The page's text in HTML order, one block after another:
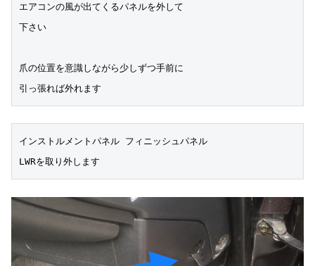
エアコンの風が出てくるパネルを外して
下さい
爪の位置を意識しながら少しずつ手前に
引っ張れば外れます
インストルメントパネル フィニッシュパネル
LWRを取り外します